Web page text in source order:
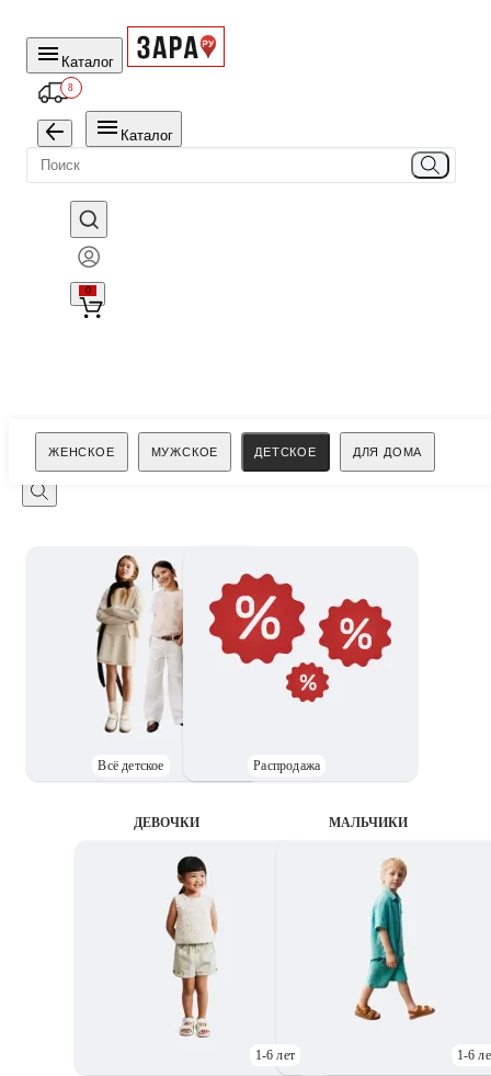
Каталог
8
Каталог
0
ЖЕНСКОЕ МУЖСКОЕ ДЕТСКОЕ ДЛЯ ДОМА
Поиск
Всё детское Распродажа
ДЕВОЧКИ
1-6 лет
MАЛЬЧИКИ
1-6